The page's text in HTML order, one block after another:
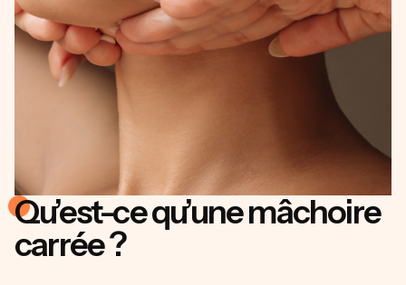
Qu’est-ce qu’une mâchoire
carrée ?